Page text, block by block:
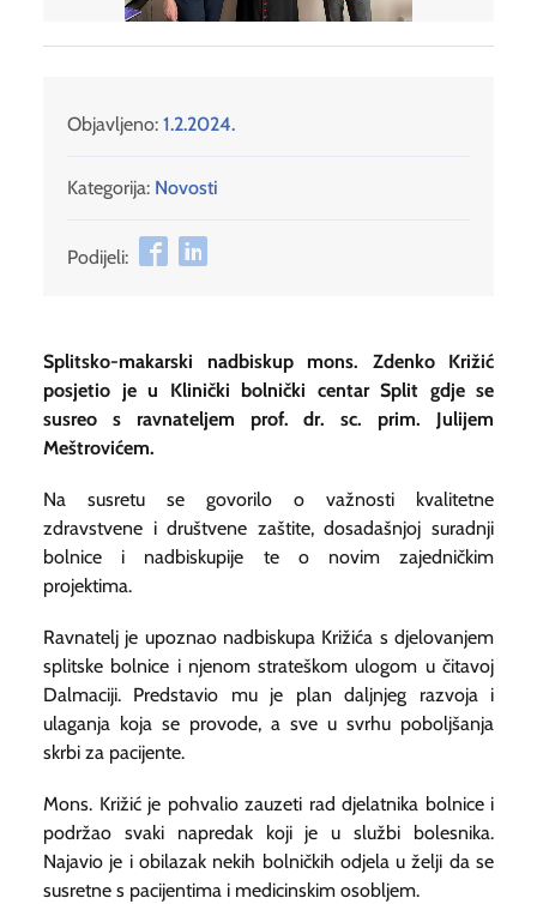
Objavljeno: 1.2.2024.
Kategorija: Novosti
Podijeli:
Splitsko-makarski nadbiskup mons. Zdenko Križić
posjetio je u Klinički bolnički centar Split gdje se
susreo s ravnateljem prof. dr. sc. prim. Julijem
Meštrovićem.
Na susretu se govorilo o važnosti kvalitetne
zdravstvene i društvene zaštite, dosadašnjoj suradnji
bolnice i nadbiskupije te o novim zajedničkim
projektima.
Ravnatelj je upoznao nadbiskupa Križića s djelovanjem
splitske bolnice i njenom strateškom ulogom u čitavoj
Dalmaciji. Predstavio mu je plan daljnjeg razvoja i
ulaganja koja se provode, a sve u svrhu poboljšanja
skrbi za pacijente.
Mons. Križić je pohvalio zauzeti rad djelatnika bolnice i
podržao svaki napredak koji je u službi bolesnika.
Najavio je i obilazak nekih bolničkih odjela u želji da se
susretne s pacijentima i medicinskim osobljem.